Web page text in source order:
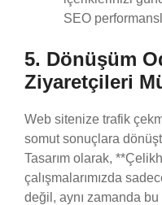
SEO
5. Dönüşüm
Ziyaretçileri
Web sitenize trafik
somut sonuçlara
Tasarım olarak,
çalışmalarımızda
değil, aynı zamanda